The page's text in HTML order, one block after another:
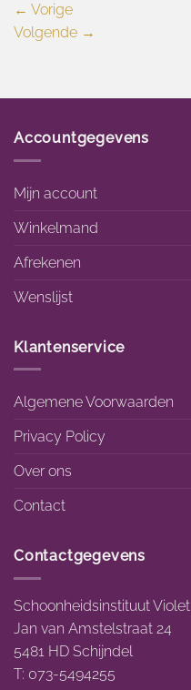
← Vorige
Volgende →
Accountgegevens
Mijn account
Winkelmand
Afrekenen
Wenslijst
Klantenservice
Algemene Voorwaarden
Privacy Policy
Over ons
Contact
Contactgegevens
Schoonheidsinstituut Violet
Jan van Amstelstraat 24
5481 HD Schijndel
T: 073-5494255